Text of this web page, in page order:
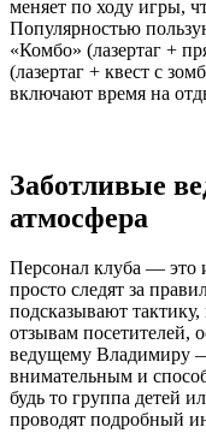
меняет по ходу игры,
Популярностью
«Комбо» (лазертаг +
(лазертаг + квест с
включают время на
Заботливые
атмосфера
Персонал клуба — это
просто следят за
подсказывают
отзывам посетителей,
ведущему Владимиру
внимательным и
будь то группа детей
проводят подробный